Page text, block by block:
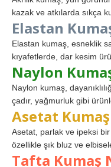
kazak ve atkılarda sıkça
Elastan
Elastan kumaş, esneklik
kıyafetlerde, dar kesim
Naylon
Naylon kumaş,
çadır, yağmurluk gibi
Asetat
Asetat, parlak ve ipeksi
özellikle şık bluz ve
Tafta Kumaş